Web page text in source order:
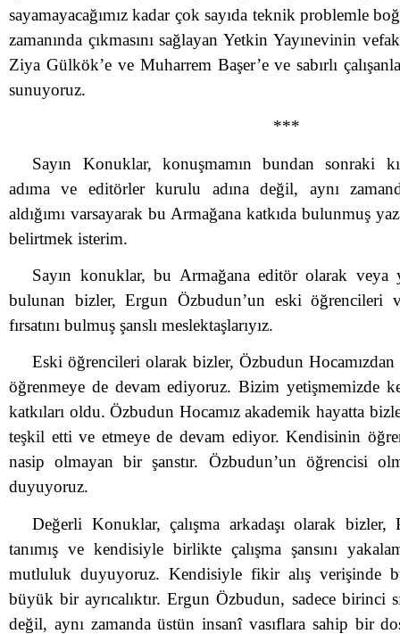
sayamayacağımız kadar çok sayıda teknik problemle
zamanında çıkmasını sağlayan Yetkin Yayınevinin
Ziya Gülkök’e ve Muharrem Başer’e ve sabırlı
sunuyoruz.
***
Sayın Konuklar, konuşmamın bundan sonraki
adıma ve editörler kurulu adına değil, aynı
aldığımı varsayarak bu Armağana katkıda bulunmuş
belirtmek isterim.
Sayın konuklar, bu Armağana editör olarak veya
bulunan bizler, Ergun Özbudun’un eski öğrencileri
fırsatını bulmuş şanslı meslektaşlarıyız.
Eski öğrencileri olarak bizler, Özbudun
öğrenmeye de devam ediyoruz. Bizim yetişmemizde
katkıları oldu. Özbudun Hocamız akademik hayatta
teşkil etti ve etmeye de devam ediyor. Kendisinin
nasip olmayan bir şanstır. Özbudun’un öğrencisi
duyuyoruz.
Değerli Konuklar, çalışma arkadaşı olarak bizler,
tanımış ve kendisiyle birlikte çalışma şansını
mutluluk duyuyoruz. Kendisiyle fikir alış verişinde
büyük bir ayrıcalıktır. Ergun Özbudun, sadece birinci
değil, aynı zamanda üstün insanî vasıflara sahip bir